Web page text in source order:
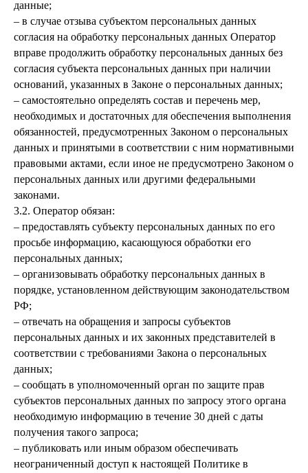
данные;
– в случае отзыва субъектом персональных данных
согласия на обработку персональных данных Оператор
вправе продолжить обработку персональных данных без
согласия субъекта персональных данных при наличии
оснований, указанных в Законе о персональных данных;
– самостоятельно определять состав и перечень мер,
необходимых и достаточных для обеспечения выполнения
обязанностей, предусмотренных Законом о персональных
данных и принятыми в соответствии с ним нормативными
правовыми актами, если иное не предусмотрено Законом о
персональных данных или другими федеральными
законами.
3.2. Оператор обязан:
– предоставлять субъекту персональных данных по его
просьбе информацию, касающуюся обработки его
персональных данных;
– организовывать обработку персональных данных в
порядке, установленном действующим законодательством
РФ;
– отвечать на обращения и запросы субъектов
персональных данных и их законных представителей в
соответствии с требованиями Закона о персональных
данных;
– сообщать в уполномоченный орган по защите прав
субъектов персональных данных по запросу этого органа
необходимую информацию в течение 30 дней с даты
получения такого запроса;
– публиковать или иным образом обеспечивать
неограниченный доступ к настоящей Политике в